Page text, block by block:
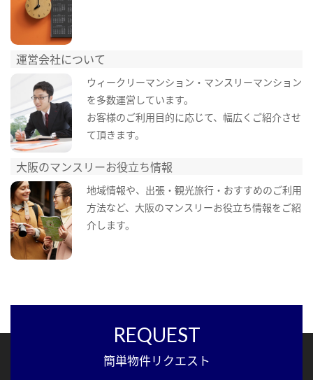
運営会社について
ウィークリーマンション・マンスリーマンション
を多数運営しています。
お客様のご利用目的に応じて、幅広くご紹介させ
て頂きます。
大阪のマンスリーお役立ち情報
地域情報や、出張・観光旅行・おすすめのご利用
方法など、大阪のマンスリーお役立ち情報をご紹
介します。
REQUEST
簡単物件リクエスト